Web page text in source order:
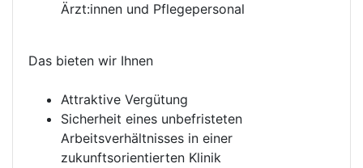
Ärzt:innen und Pflegepersonal
Das bieten wir Ihnen
Attraktive Vergütung
Sicherheit eines unbefristeten
Arbeitsverhältnisses in einer
zukunftsorientierten Klinik